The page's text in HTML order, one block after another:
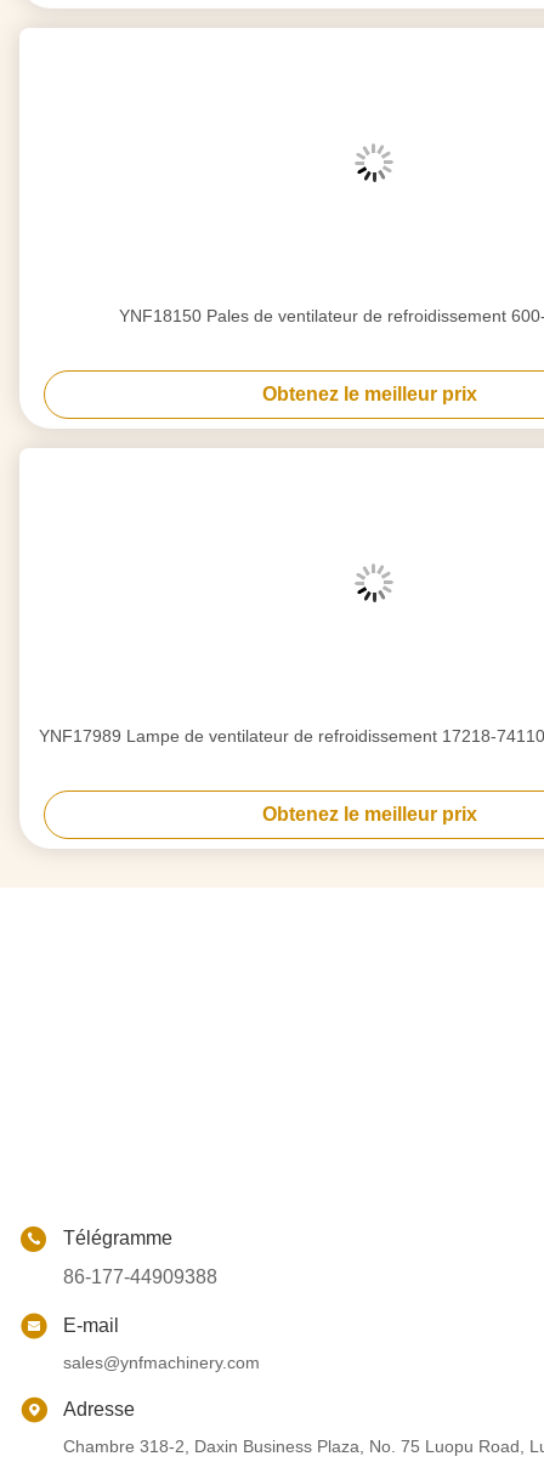
YNF18150 Pales de ventilateur de refroidissement
Obtenez le meilleur prix
YNF17989 Lampe de ventilateur de refroidissement 17218-
Obtenez le meilleur prix
Télégramme
86-177-44909388
E-mail
sales@ynfmachinery.com
Adresse
Chambre 318-2, Daxin Business Plaza, No. 75 Luopu Road,